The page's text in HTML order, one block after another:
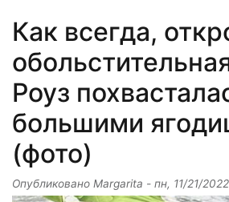
Как всегда,
Роуз
большими
(фото)
Опубликовано Margarita - пн, 11/21/